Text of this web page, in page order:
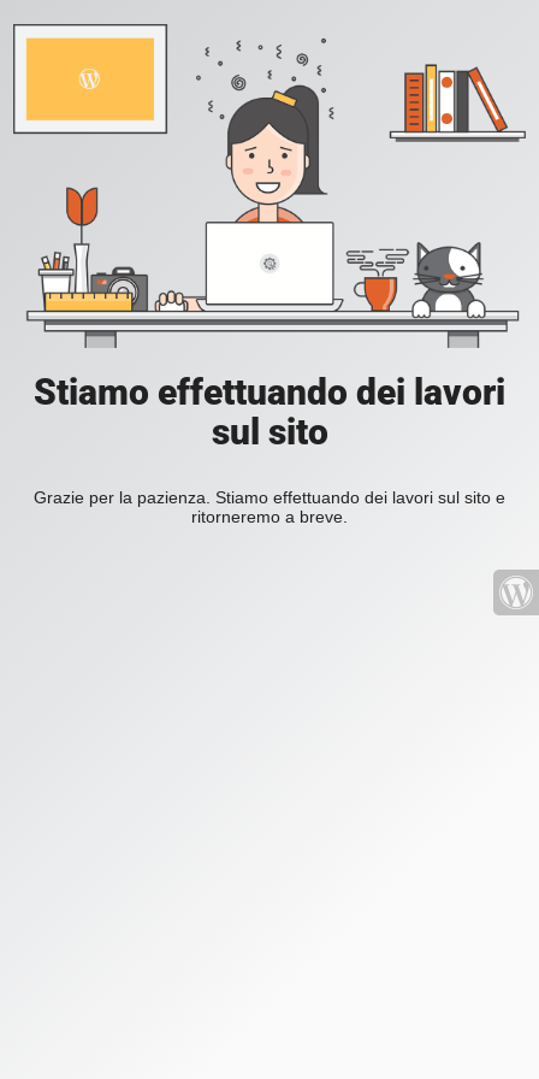
Stiamo effettuando dei lavori
sul sito
Grazie per la pazienza. Stiamo effettuando dei lavori sul sito e
ritorneremo a breve.